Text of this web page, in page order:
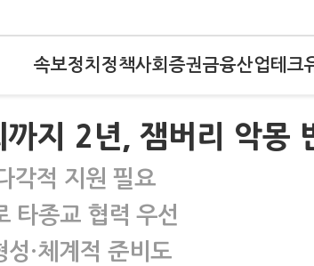
속보정치 정책사회 증권금융산업테크
지 2년, 잼버리 악몽
각적 지원 필요
타종교 협력 우선
·체계적 준비도